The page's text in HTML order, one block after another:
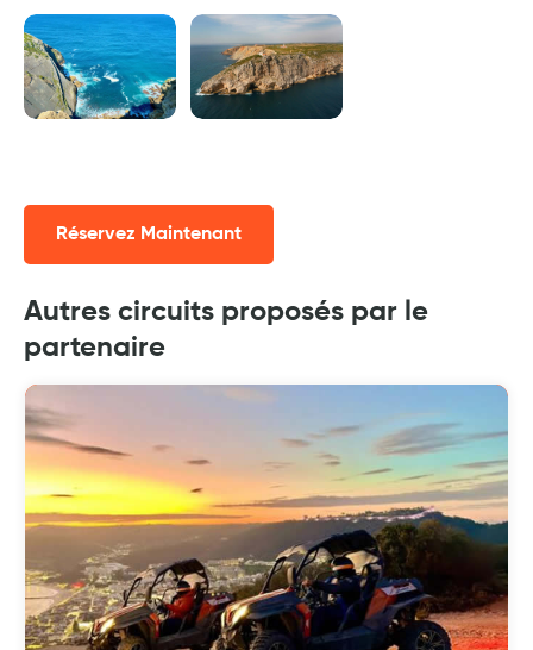
Réservez Maintenant
Autres circuits proposés par le
partenaire